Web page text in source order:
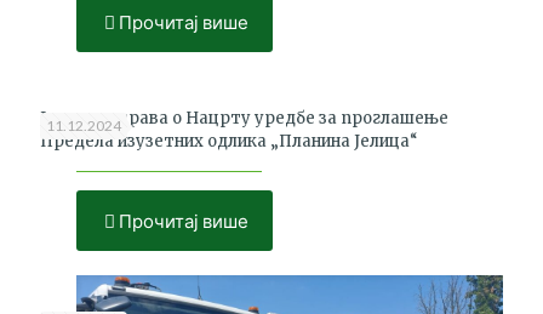
Прочитај више
11.12.2024
Јавна расправа о Нацрту уредбе за проглашење
Предела изузетних одлика „Планина Јелица“
Прочитај више